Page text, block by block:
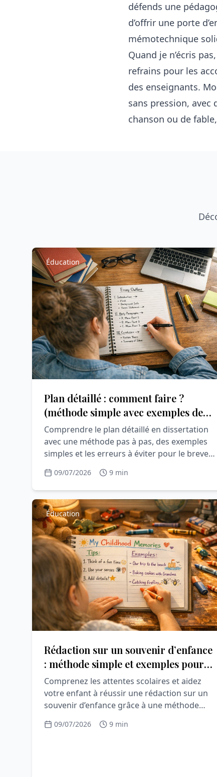
défends une
d’offrir une porte
mémotechnique
Quand je n’écris
refrains pour les
des enseignants.
sans pression, avec
chanson ou de
Éducation
Plan détaillé : comment faire ?
(méthode simple avec exemples de
dissertation)
Comprendre le plan détaillé en dissertation
avec une méthode pas à pas, des exemples
simples et les erreurs à éviter pour le brevet
et le bac.
09/07/2026 9 min
Éducation
Rédaction sur un souvenir d’enfance
: méthode simple et exemples pour
réussir
Comprenez les attentes scolaires et aidez
votre enfant à réussir une rédaction sur un
souvenir d’enfance grâce à une méthode
09/07/2026 9 min